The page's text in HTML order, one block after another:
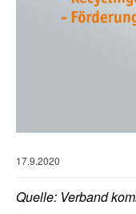
17.9.2020
Quelle: Verband